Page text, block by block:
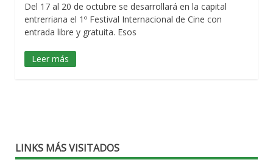
Del 17 al 20 de octubre se desarrollará en la capital
entrerriana el 1º Festival Internacional de Cine con
entrada libre y gratuita. Esos
Leer más
LINKS MÁS VISITADOS